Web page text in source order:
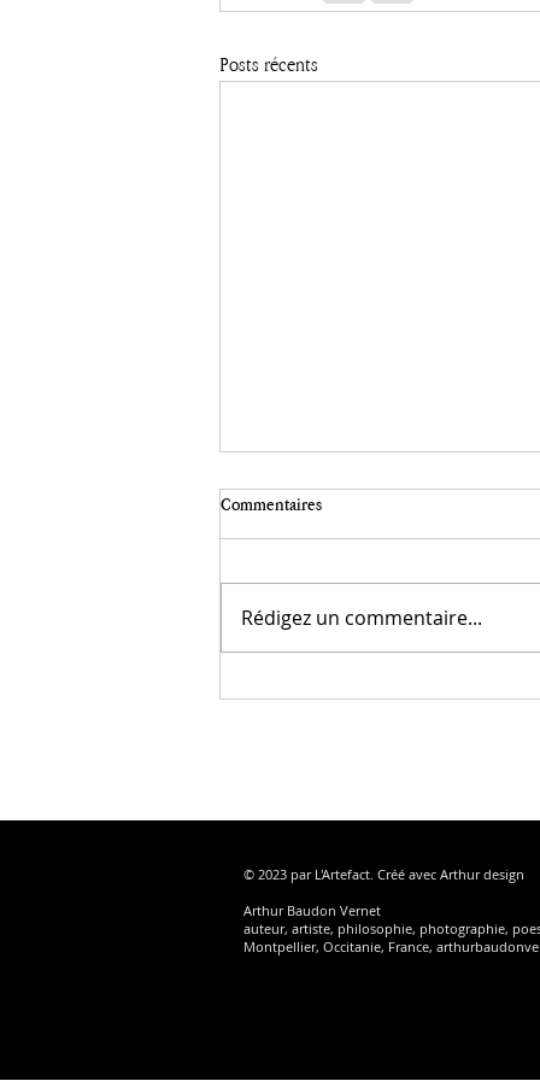
Posts récents
Écriture et photographie.
"Le monde est rempli de visions qui
Christian Bobin. La photographie a besoin
de lumière et de temps. La lumière sur l
Commentaires
Rédigez un commentaire...
© 2023 par L'Artefact. Créé avec Arthur design
Arthur Baudon Vernet
auteur, artiste, philosophie, photographie,
Montpellier, Occitanie, France,